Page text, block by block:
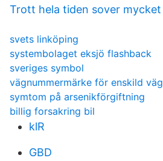
Trott hela tiden sover mycket
svets linköping
systembolaget eksjö flashback
sveriges symbol
vägnummermärke för enskild väg
symtom på arsenikförgiftning
billig forsakring bil
klR
GBD